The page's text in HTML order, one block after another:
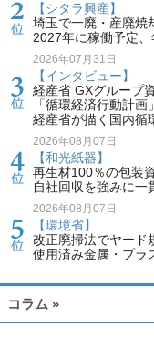
【シタラ興産】
埼玉で一廃・産廃焼
2027年に稼働予定
2026年07月31日
【インタビュー】
経産省 GXグループ
「循環経済行動計
経産省が描く国内循
2026年08月07日
【和光紙器】
再生材100％の包装
自社回収を強みに一
2026年08月07日
【環境省】
改正廃掃法でヤード
使用済み金属・プラ
コラム »